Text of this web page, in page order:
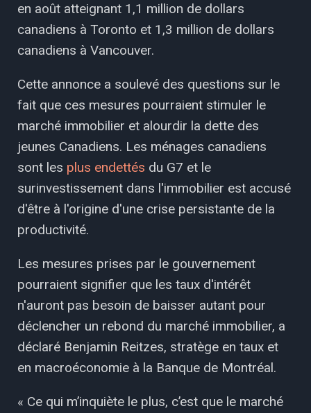
en août atteignant 1,1 million de dollars
canadiens à Toronto et 1,3 million de dollars
canadiens à Vancouver.
Cette annonce a soulevé des questions sur le
fait que ces mesures pourraient stimuler le
marché immobilier et alourdir la dette des
jeunes Canadiens. Les ménages canadiens
sont les plus endettés du G7 et le
surinvestissement dans l'immobilier est accusé
d'être à l'origine d'une crise persistante de la
productivité.
Les mesures prises par le gouvernement
pourraient signifier que les taux d'intérêt
n'auront pas besoin de baisser autant pour
déclencher un rebond du marché immobilier, a
déclaré Benjamin Reitzes, stratège en taux et
en macroéconomie à la Banque de Montréal.
« Ce qui m’inquiète le plus, c’est que le marché